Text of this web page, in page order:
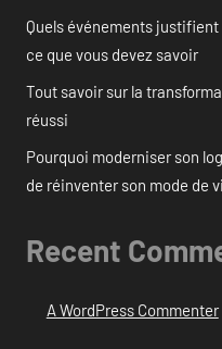
Quels événements
ce que vous devez savoir
Tout savoir sur la
réussi
Pourquoi moderniser son
de réinventer son mode de
Recent
A WordPress Commenter